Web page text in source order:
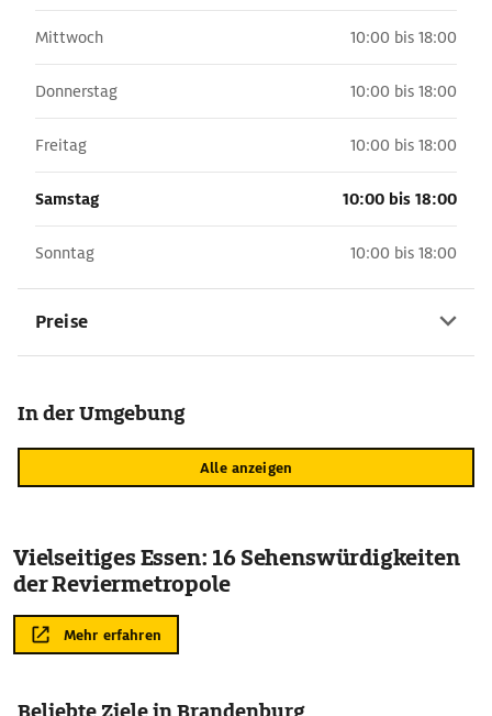
Mittwoch 10:00 bis 18:00
Donnerstag 10:00 bis 18:00
Freitag 10:00 bis 18:00
Samstag 10:00 bis 18:00
Sonntag 10:00 bis 18:00
Preise
In der Umgebung
Alle anzeigen
Vielseitiges Essen: 16 Sehenswürdigkeiten
der Reviermetropole
Mehr erfahren